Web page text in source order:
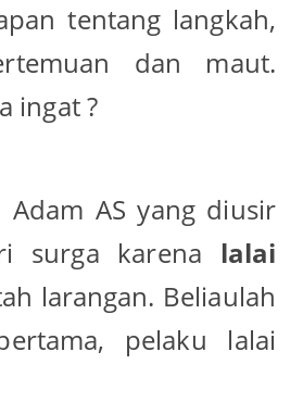
tentang langkah,
dan maut.
ingat ?
Adam AS yang diusir
surga karena lalai
larangan. Beliaulah
pelaku lalai